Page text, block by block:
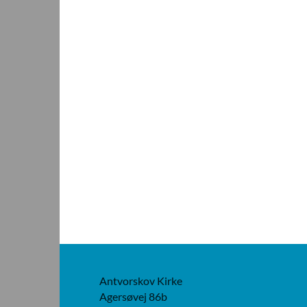
Antvorskov Kirke
Agersøvej 86b